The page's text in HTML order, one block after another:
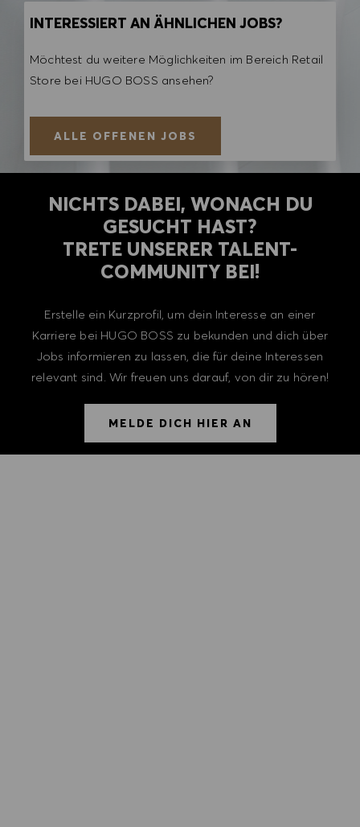
INTERESSIERT AN ÄHNLICHEN JOBS?
Möchtest du weitere Möglichkeiten im Bereich Retail
Store bei HUGO BOSS ansehen?
ALLE OFFENEN JOBS
NICHTS DABEI, WONACH DU
GESUCHT HAST?
TRETE UNSERER TALENT-
COMMUNITY BEI!
Erstelle ein Kurzprofil, um dein Interesse an einer
Karriere bei HUGO BOSS zu bekunden und dich über
Jobs informieren zu lassen, die für deine Interessen
relevant sind. Wir freuen uns darauf, von dir zu hören!
MELDE DICH HIER AN